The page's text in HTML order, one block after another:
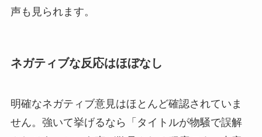
声も見られます。
ネガティブな反応はほぼなし
明確なネガティブ意見はほとんど確認されていま
せん。強いて挙げるなら「タイトルが物騒で誤解